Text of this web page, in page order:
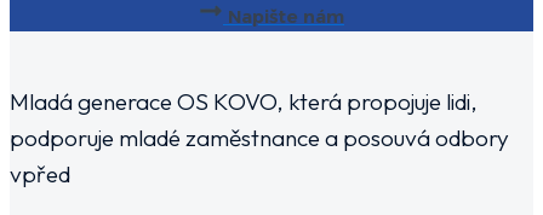
Napište nám
Mladá generace OS KOVO, která propojuje lidi,
podporuje mladé zaměstnance a posouvá odbory
vpřed